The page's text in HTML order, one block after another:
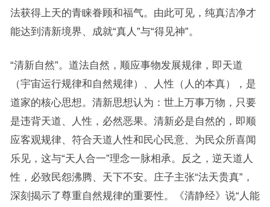
法获得上天的青睐眷顾和福气。由此可见，纯真洁净才
能达到清新境界、成就“真人”与“得见神”。
“清新自然”。道法自然，顺应事物发展规律，即天道
（宇宙运行规律和自然规律）、人性（人的本真），是
道家的核心思想。清新思想认为：世上万事万物，只要
是违背天道、人性，必然恶果。清新必是自然的，即顺
应客观规律、符合天道人性和民心民意、为民众所喜闻
乐见，这与“天人合一”理念一脉相承。反之，逆天道人
性，必致民怨沸腾、天下不安。庄子主张“法天贵真”，
深刻揭示了尊重自然规律的重要性。《清静经》说“人能